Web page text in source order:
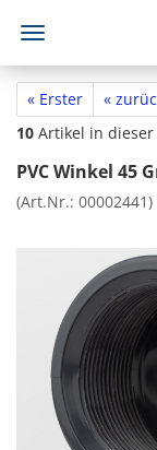
« Erster «
10 Artikel in dieser
PVC Winkel 45
(Art.Nr.: 00002441)